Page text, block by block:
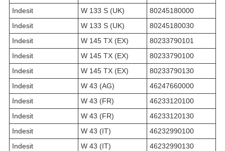
Indesit
W 133 S (UK)
80245180000
Indesit
W 133 S (UK)
80245180030
Indesit
W 145 TX (EX)
80233790101
Indesit
W 145 TX (EX)
80233790100
Indesit
W 145 TX (EX)
80233790130
Indesit
W 43 (AG)
46247660000
Indesit
W 43 (FR)
46233120100
Indesit
W 43 (FR)
46233120130
Indesit
W 43 (IT)
46232990100
Indesit
W 43 (IT)
46232990130